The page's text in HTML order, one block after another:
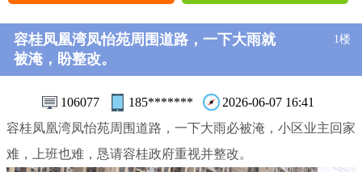
容桂凤凰湾凤怡苑周围道路，一下大雨就
被淹，盼整改。
1楼
106077 185*******
2026-06-07 16:41
容桂凤凰湾凤怡苑周围道路，一下大雨必被淹，小区业主回家
难，上班也难，恳请容桂政府重视并整改。